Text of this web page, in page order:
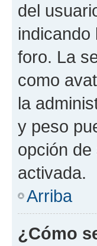
del
indicando
foro. La
como
la
y peso
opción
activada.
Arriba
¿Cómo